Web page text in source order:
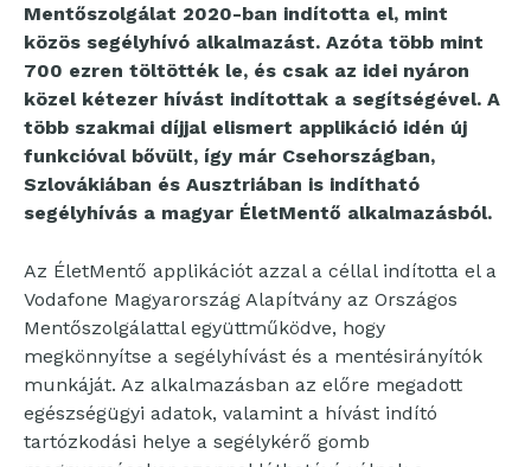
Mentőszolgálat 2020-ban indította el, mint
közös segélyhívó alkalmazást. Azóta több mint
700 ezren töltötték le, és csak az idei nyáron
közel kétezer hívást indítottak a segítségével. A
több szakmai díjjal elismert applikáció idén új
funkcióval bővült, így már Csehországban,
Szlovákiában és Ausztriában is indítható
segélyhívás a magyar ÉletMentő alkalmazásból.
Az ÉletMentő applikációt azzal a céllal indította el a
Vodafone Magyarország Alapítvány az Országos
Mentőszolgálattal együttműködve, hogy
megkönnyítse a segélyhívást és a mentésirányítók
munkáját. Az alkalmazásban az előre megadott
egészségügyi adatok, valamint a hívást indító
tartózkodási helye a segélykérő gomb